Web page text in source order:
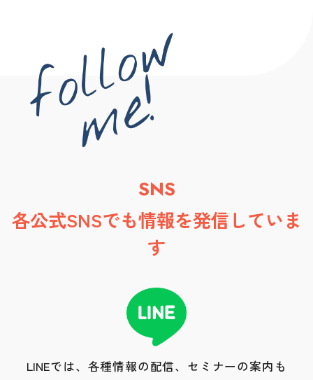
SNS
各公式SNSでも情報を発信していま
す
LINEでは、各種情報の配信、セミナーの案内も